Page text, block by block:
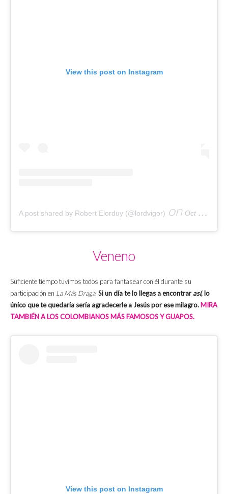
View this post on Instagram
A post shared by Robert Elorduy (@lordvigor) on Oct 1, 2019 at 11:04am PDT
Veneno
Suficiente tiempo tuvimos todos para fantasear con él durante su
participación en La Más Draga. Si un día te lo llegas a encontrarasí, lo
único que te quedaría sería agradecerle a Jesús por ese milagro. MIRA
TAMBIÉN A LOS COLOMBIANOS MÁS FAMOSOS Y GUAPOS.
View this post on Instagram